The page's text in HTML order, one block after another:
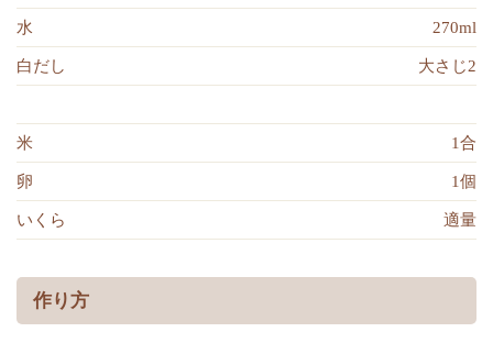
水 270ml
白だし 大さじ2
米 1合
卵 1個
いくら 適量
作り方